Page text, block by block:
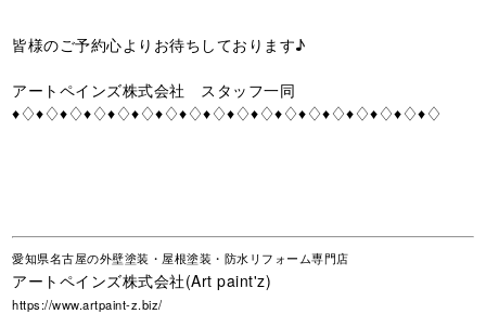
皆様のご予約心よりお待ちしております♪
アートペインズ株式会社 スタッフ一同
♦♢♦♢♦♢♦♢♦♢♦♢♦♢♦♢♦♢♦♢♦♢♦♢♦♢♦♢♦♢♦♢♦♢♦♢
愛知県名古屋の外壁塗装・屋根塗装・防水リフォーム専門店
アートペインズ株式会社(Art paint'z)
https://www.artpaint-z.biz/